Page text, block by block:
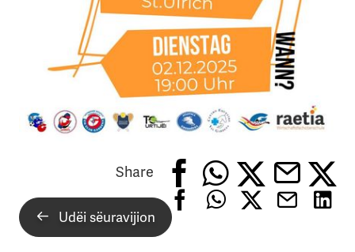
Share
Udëi sëuravijion